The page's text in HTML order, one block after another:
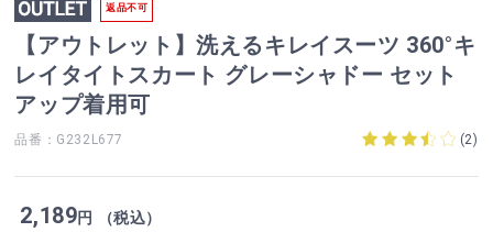
返品不可
【アウトレット】洗えるキレイスーツ 360°キ
レイタイトスカート グレーシャドー セット
アップ着用可
品番：G232L677 (2)
2,189円 （税込）